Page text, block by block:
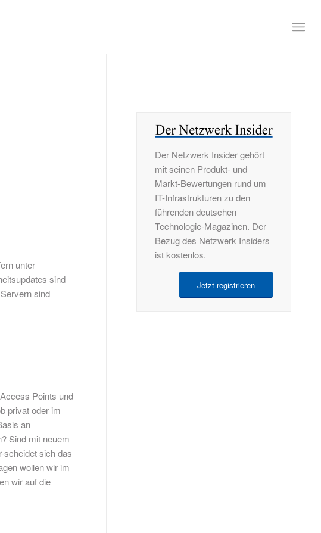
unter
sind
sind
Points und
privat oder im
an
Sind mit neuem
scheidet sich das
wollen wir im
wir auf die
Der Netzwerk Insider gehört
mit seinen Produkt- und
Markt-Bewertungen rund um
IT-Infrastrukturen zu den
führenden deutschen
Technologie-Magazinen. Der
Bezug des Netzwerk Insiders
ist kostenlos.
Jetzt registrieren